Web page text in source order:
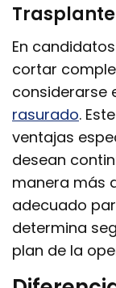
En
cortar
considerarse
rasurado.
ventajas
desean
manera más
adecuado
determina
plan de la